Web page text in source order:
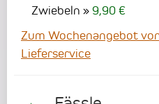
Zwiebeln
9,90 €
Zum Wochenangebot
Lieferservice